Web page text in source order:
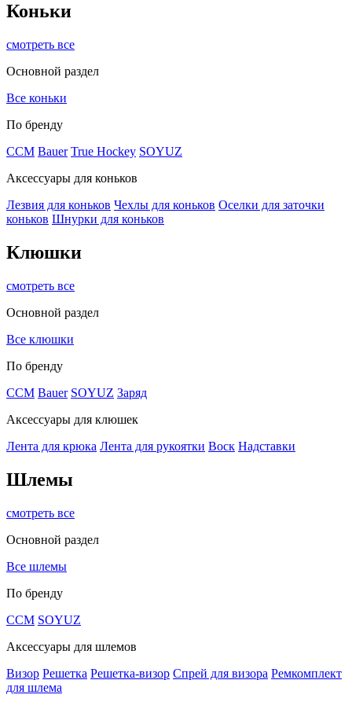
Коньки
смотреть все
Основной раздел
Все коньки
По бренду
ССМ Bauer True Hockey SOYUZ
Аксессуары для коньков
Лезвия для коньков Чехлы для коньков Оселки для заточки
коньков Шнурки для коньков
Клюшки
смотреть все
Основной раздел
Все клюшки
По бренду
CCM Bauer SOYUZ Заряд
Аксессуары для клюшек
Лента для крюка Лента для рукоятки Воск Надставки
Шлемы
смотреть все
Основной раздел
Все шлемы
По бренду
CCM SOYUZ
Аксессуары для шлемов
Визор Решетка Решетка-визор Спрей для визора Ремкомплект
для шлема